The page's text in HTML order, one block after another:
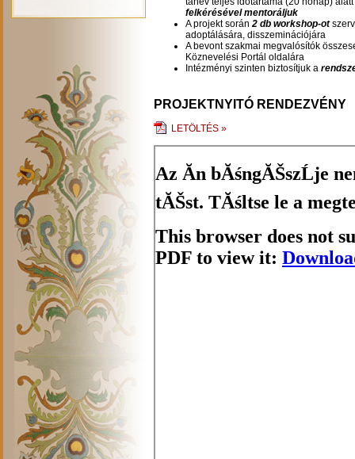
felkérésével mentoráljuk
A projekt során2 db workshop-ot
adoptálására, disszeminációjára
A bevont szakmai megvalósítók
Köznevelési Portál oldalára
Intézményi szinten biztosítjuk a
PROJEKTNYITÓ RENDEZVÉNY
LETÖLTÉS »